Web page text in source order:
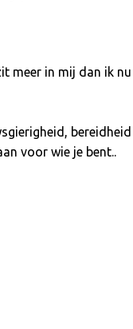
meer in mij dan ik
voor wie je bent..